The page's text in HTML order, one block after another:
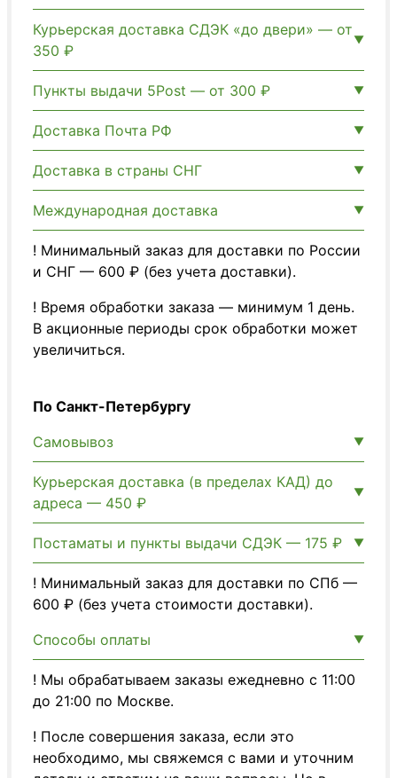
Курьерская доставка СДЭК «до двери» — от
350 ₽
Пункты выдачи 5Post — от 300 ₽
Доставка Почта РФ
Доставка в страны СНГ
Международная доставка
! Минимальный заказ для доставки по России
и СНГ — 600 ₽ (без учета доставки).
! Время обработки заказа — минимум 1 день.
В акционные периоды срок обработки может
увеличиться.
По Санкт-Петербургу
Самовывоз
Курьерская доставка (в пределах КАД) до
адреса — 450 ₽
Постаматы и пункты выдачи СДЭК — 175 ₽
! Минимальный заказ для доставки по СПб —
600 ₽ (без учета стоимости доставки).
Способы оплаты
! Мы обрабатываем заказы ежедневно с 11:00
до 21:00 по Москве.
! После совершения заказа, если это
необходимо, мы свяжемся с вами и уточним